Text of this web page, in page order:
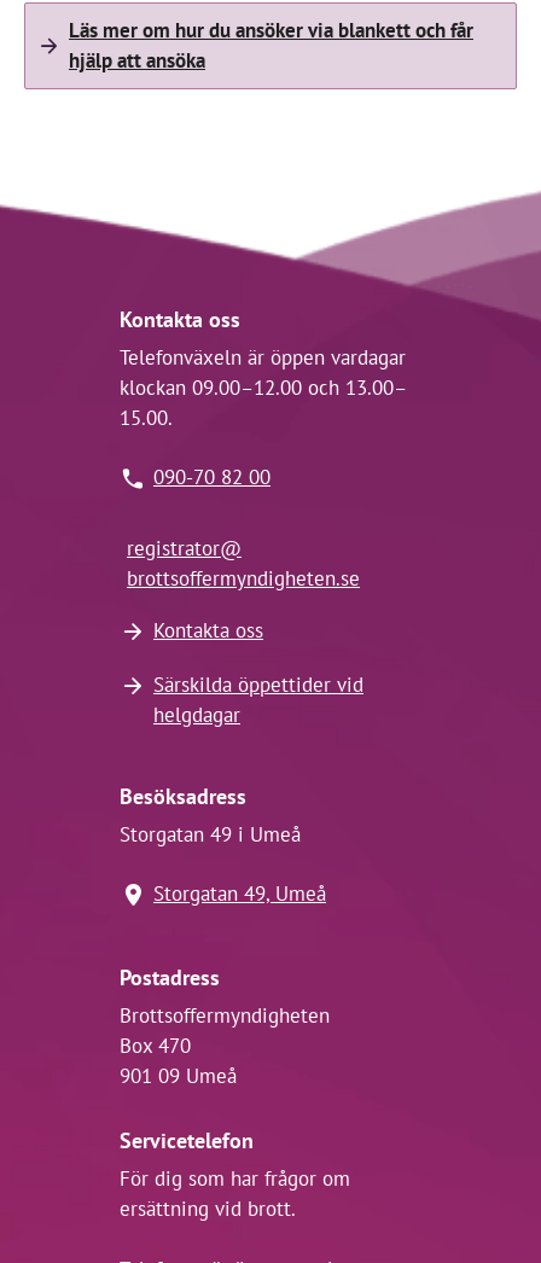
Läs mer om hur du ansöker via blankett och får
hjälp att ansöka
Kontakta oss
Telefonväxeln är öppen vardagar
klockan 09.00–12.00 och 13.00–
15.00.
090-70 82 00
registrator@
brottsoffermyndigheten.se
Kontakta oss
Särskilda öppettider vid
helgdagar
Besöksadress
Storgatan 49 i Umeå
Storgatan 49, Umeå
Postadress
Brottsoffermyndigheten
Box 470
901 09 Umeå
Servicetelefon
För dig som har frågor om
ersättning vid brott.